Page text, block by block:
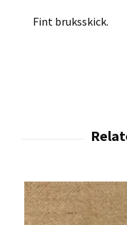
Fint bruksskick.